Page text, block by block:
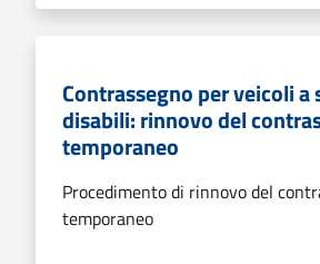
Contrassegno per veicoli a
disabili: rinnovo del
temporaneo
Procedimento di rinnovo del
temporaneo